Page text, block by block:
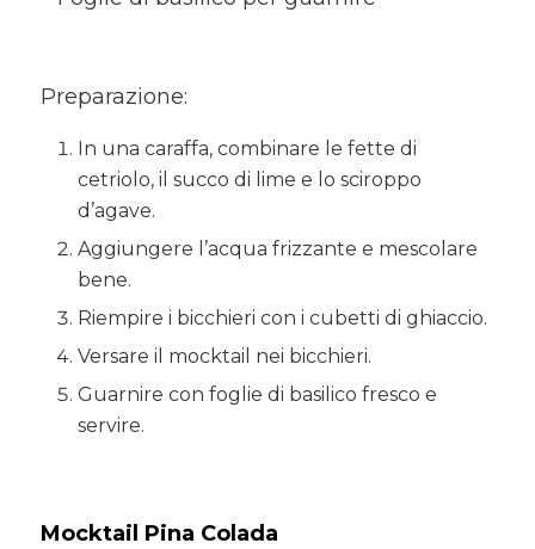
Preparazione:
In una caraffa, combinare le fette di
cetriolo, il succo di lime e lo sciroppo
d’agave.
Aggiungere l’acqua frizzante e mescolare
bene.
Riempire i bicchieri con i cubetti di ghiaccio.
Versare il mocktail nei bicchieri.
Guarnire con foglie di basilico fresco e
servire.
Mocktail Pina Colada